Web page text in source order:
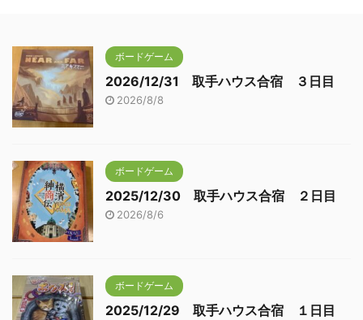
ボードゲーム
2026/12/31 取手ハウス合宿 ３日目
2026/8/8
ボードゲーム
2025/12/30 取手ハウス合宿 ２日目
2026/8/6
ボードゲーム
2025/12/29 取手ハウス合宿 １日目